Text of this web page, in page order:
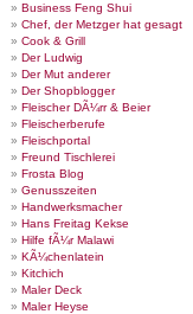
Business Feng Shui
Chef, der Metzger hat gesagt
Cook & Grill
Der Ludwig
Der Mut anderer
Der Shopblogger
Fleischer DÃ¼rr & Beier
Fleischerberufe
Fleischportal
Freund Tischlerei
Frosta Blog
Genusszeiten
Handwerksmacher
Hans Freitag Kekse
Hilfe fÃ¼r Malawi
KÃ¼chenlatein
Kitchich
Maler Deck
Maler Heyse